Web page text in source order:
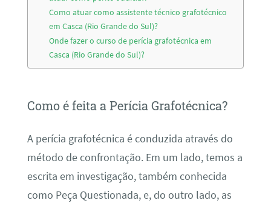
Como atuar como assistente técnico grafotécnico
em Casca (Rio Grande do Sul)?
Onde fazer o curso de perícia grafotécnica em
Casca (Rio Grande do Sul)?
Como é feita a Perícia Grafotécnica?
A perícia grafotécnica é conduzida através do
método de confrontação. Em um lado, temos a
escrita em investigação, também conhecida
como Peça Questionada, e, do outro lado, as